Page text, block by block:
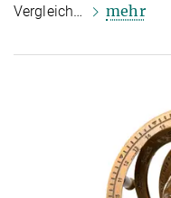
Vergleich…
mehr